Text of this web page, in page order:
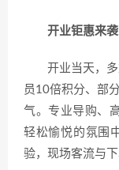
开业钜惠来
开业当天，
员10倍积分、部
气。专业导购、
轻松愉悦的氛围
验，现场客流与